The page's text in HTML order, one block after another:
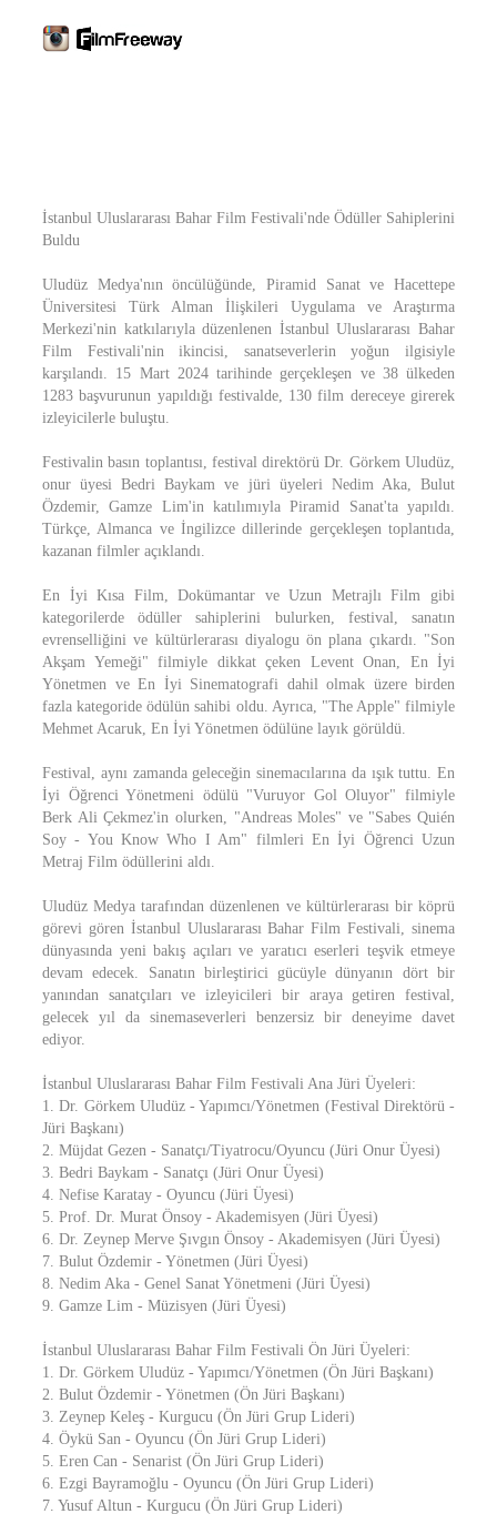
İstanbul Uluslararası Bahar Film Festivali'nde Ödüller Sahiplerini
Buldu
Uludüz Medya'nın öncülüğünde, Piramid Sanat ve Hacettepe
Üniversitesi Türk Alman İlişkileri Uygulama ve Araştırma
Merkezi'nin katkılarıyla düzenlenen İstanbul Uluslararası Bahar
Film Festivali'nin ikincisi, sanatseverlerin yoğun ilgisiyle
karşılandı. 15 Mart 2024 tarihinde gerçekleşen ve 38 ülkeden
1283 başvurunun yapıldığı festivalde, 130 film dereceye girerek
izleyicilerle buluştu.
Festivalin basın toplantısı, festival direktörü Dr. Görkem Uludüz,
onur üyesi Bedri Baykam ve jüri üyeleri Nedim Aka, Bulut
Özdemir, Gamze Lim'in katılımıyla Piramid Sanat'ta yapıldı.
Türkçe, Almanca ve İngilizce dillerinde gerçekleşen toplantıda,
kazanan filmler açıklandı.
En İyi Kısa Film, Dokümantar ve Uzun Metrajlı Film gibi
kategorilerde ödüller sahiplerini bulurken, festival, sanatın
evrenselliğini ve kültürlerarası diyalogu ön plana çıkardı. "Son
Akşam Yemeği" filmiyle dikkat çeken Levent Onan, En İyi
Yönetmen ve En İyi Sinematografi dahil olmak üzere birden
fazla kategoride ödülün sahibi oldu. Ayrıca, "The Apple" filmiyle
Mehmet Acaruk, En İyi Yönetmen ödülüne layık görüldü.
Festival, aynı zamanda geleceğin sinemacılarına da ışık tuttu. En
İyi Öğrenci Yönetmeni ödülü "Vuruyor Gol Oluyor" filmiyle
Berk Ali Çekmez'in olurken, "Andreas Moles" ve "Sabes Quién
Soy - You Know Who I Am" filmleri En İyi Öğrenci Uzun
Metraj Film ödüllerini aldı.
Uludüz Medya tarafından düzenlenen ve kültürlerarası bir köprü
görevi gören İstanbul Uluslararası Bahar Film Festivali, sinema
dünyasında yeni bakış açıları ve yaratıcı eserleri teşvik etmeye
devam edecek. Sanatın birleştirici gücüyle dünyanın dört bir
yanından sanatçıları ve izleyicileri bir araya getiren festival,
gelecek yıl da sinemaseverleri benzersiz bir deneyime davet
ediyor.
İstanbul Uluslararası Bahar Film Festivali Ana Jüri Üyeleri:
1. Dr. Görkem Uludüz - Yapımcı/Yönetmen (Festival Direktörü -
Jüri Başkanı)
2. Müjdat Gezen - Sanatçı/Tiyatrocu/Oyuncu (Jüri Onur Üyesi)
3. Bedri Baykam - Sanatçı (Jüri Onur Üyesi)
4. Nefise Karatay - Oyuncu (Jüri Üyesi)
5. Prof. Dr. Murat Önsoy - Akademisyen (Jüri Üyesi)
6. Dr. Zeynep Merve Şıvgın Önsoy - Akademisyen (Jüri Üyesi)
7. Bulut Özdemir - Yönetmen (Jüri Üyesi)
8. Nedim Aka - Genel Sanat Yönetmeni (Jüri Üyesi)
9. Gamze Lim - Müzisyen (Jüri Üyesi)
İstanbul Uluslararası Bahar Film Festivali Ön Jüri Üyeleri:
1. Dr. Görkem Uludüz - Yapımcı/Yönetmen (Ön Jüri Başkanı)
2. Bulut Özdemir - Yönetmen (Ön Jüri Başkanı)
3. Zeynep Keleş - Kurgucu (Ön Jüri Grup Lideri)
4. Öykü San - Oyuncu (Ön Jüri Grup Lideri)
5. Eren Can - Senarist (Ön Jüri Grup Lideri)
6. Ezgi Bayramoğlu - Oyuncu (Ön Jüri Grup Lideri)
7. Yusuf Altun - Kurgucu (Ön Jüri Grup Lideri)